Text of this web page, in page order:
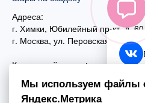
Адреса:
г. Химки, Юбилейный пр-кт, д. 60
г. Москва, ул. Перовская, д. 59
Контактный номер:
+7 (495) 970-44-75
Мы используем файлы
Яндекс.Метрика